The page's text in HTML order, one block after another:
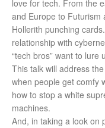
love for tech. From the
and Europe to Futurism
Hollerith punching
relationship with
“tech bros” want to lure
This talk will address
when people get comfy
how to stop a white
machines.
And, in taking a look on